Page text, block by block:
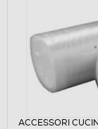
ACCESSORI